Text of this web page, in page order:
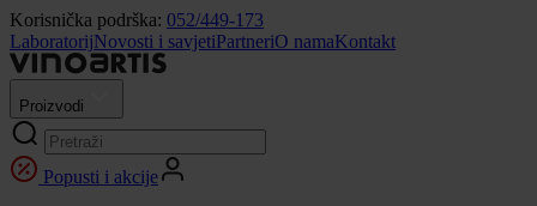
Korisnička podrška: 052/449-173
LaboratorijNovosti i savjetiPartneriO namaKontakt
Proizvodi
Popusti i akcije